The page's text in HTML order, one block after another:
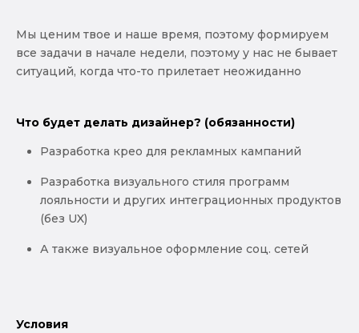
Мы ценим твое и наше время, поэтому формируем
все задачи в начале недели, поэтому у нас не бывает
ситуаций, когда что-то прилетает неожиданно
Что будет делать дизайнер? (обязанности)
Разработка крео для рекламных кампаний
Разработка визуального стиля программ
лояльности и других интеграционных продуктов
(без UX)
А также визуальное оформление соц. сетей
Условия